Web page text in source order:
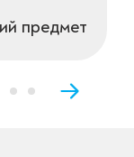
предмет